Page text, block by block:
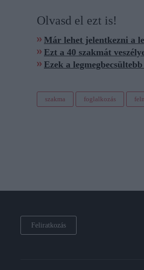
Olvasd el ezt is!
Már lehet jelentkezni a
Ezt a 40 szakmát
Ezek a legmegbecsültebb
szakma foglalkozás
Feliratkozás